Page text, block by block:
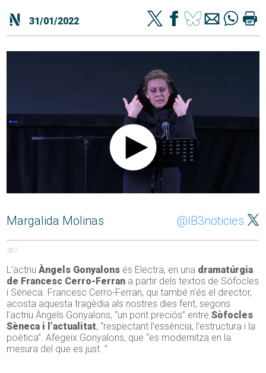
31/01/2022
Margalida Molinas @IB3noticies
387
L’actriuÀngels Gonyalons és Electra, en una dramatúrgia
de Francesc Cerro-Ferran a partir dels textos de Sófocles
i Séneca. Francesc Cerro-Ferran, qui també n’és el director,
acosta aquesta tragèdia als nostres dies fent, segons
l’actriu Àngels Gonyalons, “un pont preciós” entreSòfocles
Sèneca i l’actualitat, “respectant l’essència, l’estructura i la
poètica”. Afegeix Gonyalons, que “es modernitza en la
mesura del que es just. ”